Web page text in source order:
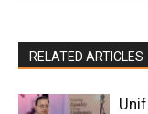
RELATED ARTICLES